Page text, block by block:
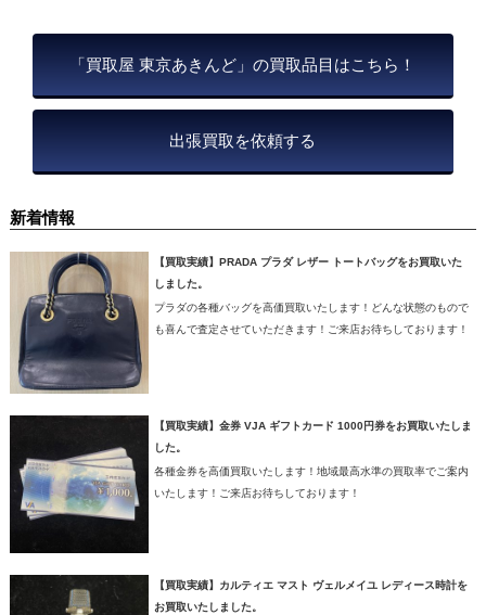
「買取屋 東京あきんど」の買取品目はこちら！
出張買取を依頼する
新着情報
【買取実績】PRADA プラダ レザー トートバッグをお買取いた
しました。
プラダの各種バッグを高価買取いたします！どんな状態のもので
も喜んで査定させていただきます！ご来店お待ちしております！
【買取実績】金券 VJA ギフトカード 1000円券をお買取いたしま
した。
各種金券を高価買取いたします！地域最高水準の買取率でご案内
いたします！ご来店お待ちしております！
【買取実績】カルティエ マスト ヴェルメイユ レディース時計を
お買取いたしました。